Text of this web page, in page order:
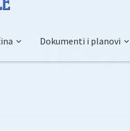
Dokumenti i planovi